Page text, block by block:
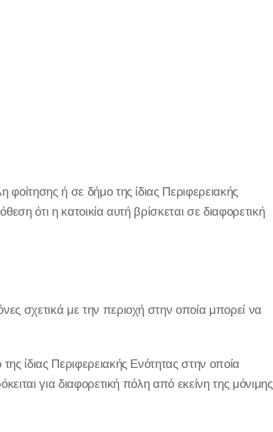
ή σε δήμο της ίδιας Περιφερειακής
ότι η κατοικία αυτή βρίσκεται σε διαφορετική
σχετικά με την περιοχή στην οποία μπορεί να
ίδιας Περιφερειακής Ενότητας στην οποία
για διαφορετική πόλη από εκείνη της μόνιμης